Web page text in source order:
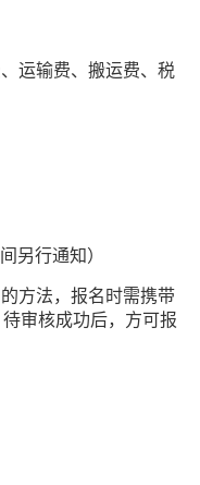
运输费、搬运费、税
另行通知）
方法，报名时需携带
审核成功后，方可报